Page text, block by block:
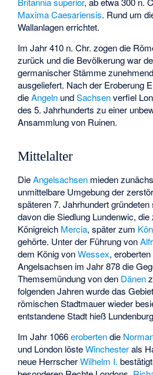
Maxima Caesariensis. Rund um
Wallanlagen errichtet.
Im Jahr 410 n. Chr. zogen die
zurück und die Bevölkerung war
germanischer Stämme
ausgeliefert. Nach der Eroberung
dieAngeln undSachsenverfiel
des 5. Jahrhunderts zu einer
Ansammlung von Ruinen.
Mittelalter
DieAngelsachsen mieden
unmittelbare Umgebung der
späteren 7. Jahrhundert
davon die Siedlung Lundenwic,
Königreich Mercia, später zum
gehörte. Unter der Führung von
dem König vonWessex, eroberten
Angelsachsen im Jahr 878 die
Themsemündung von den Dänen
folgenden Jahren wurde das
römischen Stadtmauer wieder
entstandene Stadt hieß
Im Jahr 1066erobertendie
und London lösteWinchesterals
neue HerrscherWilhelm I.